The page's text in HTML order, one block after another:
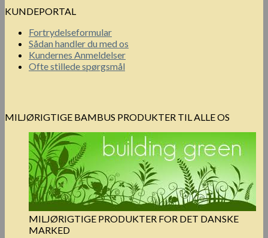
KUNDEPORTAL
Fortrydelseformular
Sådan handler du med os
Kundernes Anmeldelser
Ofte stillede spørgsmål
MILJØRIGTIGE BAMBUS PRODUKTER TIL ALLE OS
MILJØRIGTIGE PRODUKTER FOR DET DANSKE
MARKED